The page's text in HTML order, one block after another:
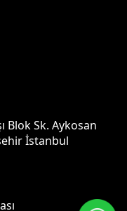
Blok Sk. Aykosan
İstanbul